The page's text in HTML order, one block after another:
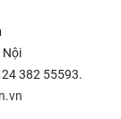
Nội
382 55593.